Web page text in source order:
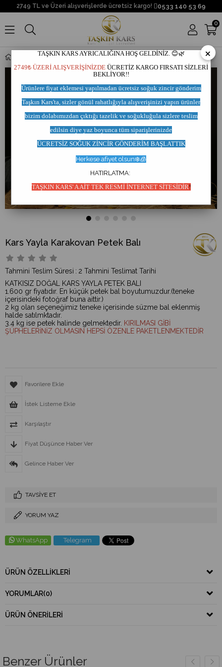
2749 TL ve Üzeri alışverişlerde ücretsiz kargo! 0533 140 53 69
0
Kars Yayla Karakovan Petek Balı
Kars Yayla Karakovan Petek Balı
Tahmini Teslim Süresi : 2 Tahmini Teslimat Tarihi
KATKISIZ DOĞAL KARS YAYLA PETEK BALI
1.600 gr fiyatıdır. En küçük petek bal boyutumuzdur.(teneke
içerisindeki fotoğraf buna aittir.)
2 kg olan seçeneğimiz teneke içerisinde süzme bal eklenmiş
halde satılmktadır.
3.4 kg ise petek halinde gelmektedir. KIRILMASI GİBİ
ŞÜPHELERİNİZ OLMASIN HEPSİ ÖZENLE PAKETLENMEKTEDİR
Favorilere Ekle
İstek Listeme Ekle
Karşılaştır
Fiyat Düşünce Haber Ver
Gelince Haber Ver
TAVSIYE ET
YORUM YAZ
WhatsApp Telegram
ÜRÜN ÖZELLIKLERI
YORUMLAR(0)
ÜRÜN ÖNERILERI
Benzer Ürünler
×
TAŞKIN KARS AYRICALIĞINA HOŞ GELDİNİZ. 😊🌿
2749₺ ÜZERİ ALIŞVERİŞİNİZDE ÜCRETİZ KARGO FIRSATI SİZLERİ
BEKLİYOR!!
Ürünlere fiyat eklemesi yapılmadan ücretsiz soğuk zincirgönderim
Taşkın Kars'ta, sizler gönül rahatlığıyla alışverişinizi yapın ürünler
bizim dolabımızdan çıktığı tazelik ve soğukluğula sizlere teslim
edilsin diye yaz boyunca tüm siparişlerinizde
ÜCRETSİZ SOĞUK ZİNCİR GÖNDERİM BAŞLATTIK
Herkese afiyet olsun❄️🧊
HATIRLATMA:
TAŞKIN KARS' A AİT TEK RESMİ İNTERNET SİTESİDİR!